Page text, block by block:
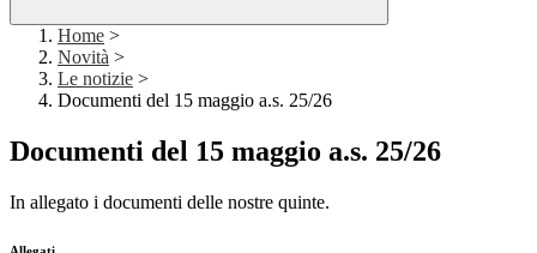
Home >
Novità >
Le notizie >
Documenti del 15 maggio a.s. 25/26
Documenti del 15 maggio a.s. 25/26
In allegato i documenti delle nostre quinte.